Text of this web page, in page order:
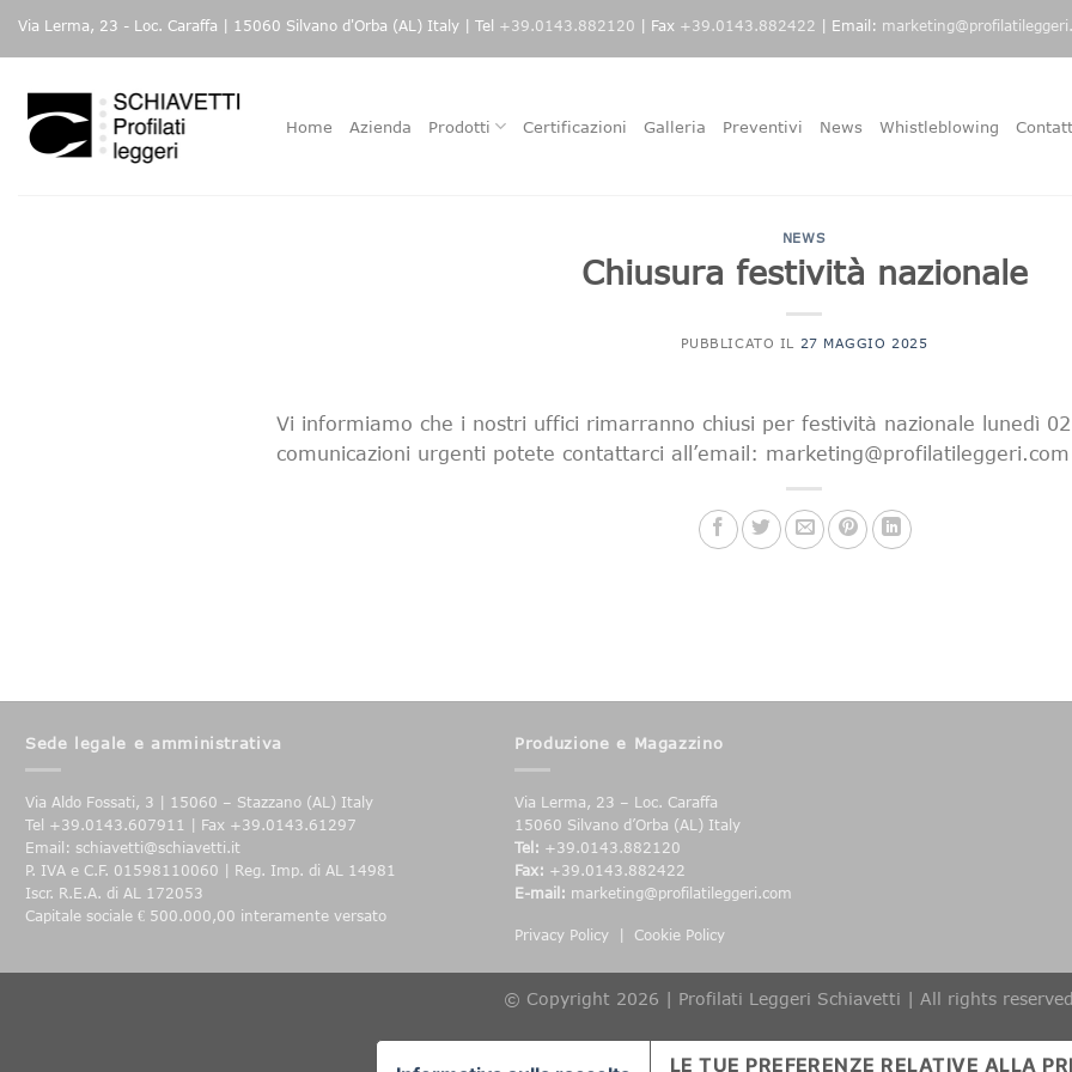
Skip
Via Lerma, 23 - Loc. Caraffa | 15060 Silvano d'Orba (AL) Italy | Tel +39.0143.882120 | Fax +39.0143.882422 | Email:
Home Azienda Prodotti Certificazioni Galleria Preventivi News Whistleblowing
NEWS
Chiusura festività nazionale
PUBBLICATO IL 27 MAGGIO 2025
Vi informiamo che i nostri uffici rimarranno chiusi per festività nazionale lunedì
comunicazioni urgenti potete contattarci all’email: marketing@profilatileggeri.com
Sede legale e amministrativa
Via Aldo Fossati, 3 | 15060 – Stazzano (AL) Italy
Tel +39.0143.607911 | Fax +39.0143.61297
Email: schiavetti@schiavetti.it
P. IVA e C.F. 01598110060 | Reg. Imp. di AL 14981
Iscr. R.E.A. di AL 172053
Capitale sociale € 500.000,00 interamente versato
Produzione e Magazzino
Via Lerma, 23 – Loc. Caraffa
15060 Silvano d’Orba (AL) Italy
Tel: +39.0143.882120
Fax: +39.0143.882422
E-mail: marketing@profilatileggeri.com
Privacy Policy Cookie Policy
© Copyright 2026 | Profilati Leggeri Schiavetti | All rights reserved
LE TUE PREFERENZE RELATIVE ALLA